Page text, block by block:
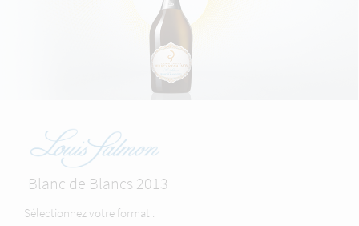
Blanc de Blancs 2013
Sélectionnez votre format :